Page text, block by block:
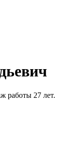
работы 27 лет.